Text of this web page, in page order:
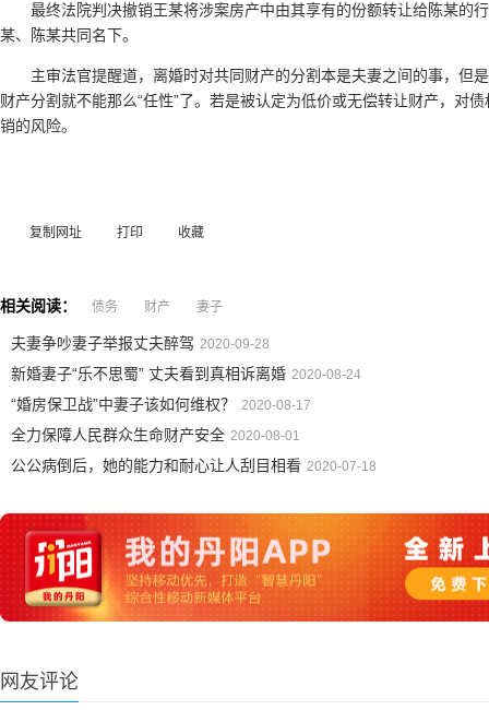
最终法院判决撤销王某将涉案房产中由其享有的份额转让给陈某的
某、陈某共同名下。
主审法官提醒道，离婚时对共同财产的分割本是夫妻之间的事，但
财产分割就不能那么“任性”了。若是被认定为低价或无偿转让财产，对
销的风险。
复制网址 打印 收藏
相关阅读： 债务 财产 妻子
夫妻争吵妻子举报丈夫醉驾 2020-09-28
新婚妻子“乐不思蜀” 丈夫看到真相诉离婚 2020-08-24
“婚房保卫战”中妻子该如何维权？ 2020-08-17
全力保障人民群众生命财产安全 2020-08-01
公公病倒后，她的能力和耐心让人刮目相看 2020-07-18
网友评论